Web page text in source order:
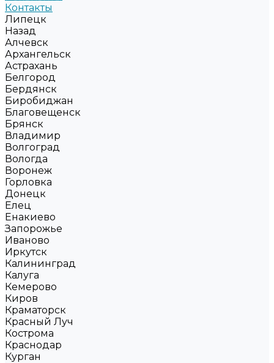
Контакты
Липецк
Назад
Алчевск
Архангельск
Астрахань
Белгород
Бердянск
Биробиджан
Благовещенск
Брянск
Владимир
Волгоград
Вологда
Воронеж
Горловка
Донецк
Елец
Енакиево
Запорожье
Иваново
Иркутск
Калининград
Калуга
Кемерово
Киров
Краматорск
Красный Луч
Кострома
Краснодар
Курган